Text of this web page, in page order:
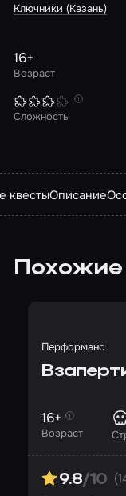
Ключники (Казань)
Возраст
16+
Сложность
квестыОписание
Похожие
Перформанс
Возраст
16+
9.8/10